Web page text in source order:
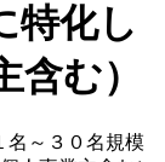
特化し
む）
名～３０名規模